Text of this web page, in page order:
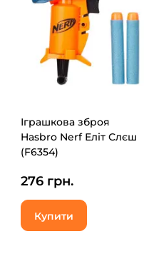
Іграшкова зброя
Hasbro Nerf Еліт Слєш
(F6354)
276 грн.
Купити